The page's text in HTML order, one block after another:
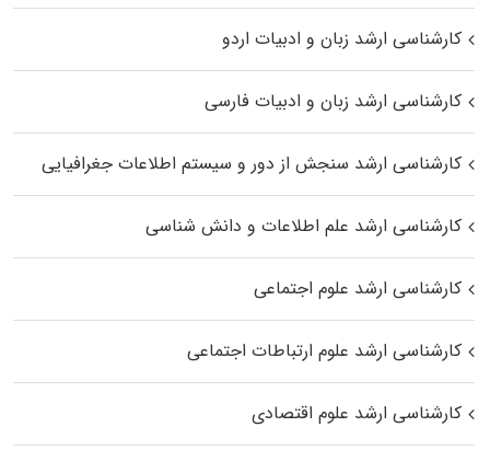
کارشناسی ارشد زبان و ادبیات اردو
کارشناسی ارشد زبان و ادبیات فارسی
کارشناسی ارشد سنجش از دور و سیستم اطلاعات جغرافیایی
کارشناسی ارشد علم اطلاعات و دانش شناسی
کارشناسی ارشد علوم اجتماعی
کارشناسی ارشد علوم ارتباطات اجتماعی
کارشناسی ارشد علوم اقتصادی